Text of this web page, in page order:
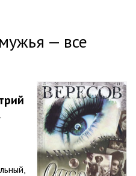
— все